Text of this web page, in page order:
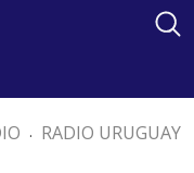
. RADIO URUGUAY